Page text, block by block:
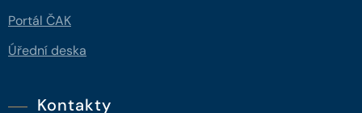
Portál ČAK
Úřední deska
Kontakty